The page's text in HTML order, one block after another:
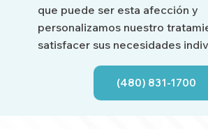
que puede ser esta afección y
personalizamos nuestro
satisfacer sus necesidades
(480) 831-1700